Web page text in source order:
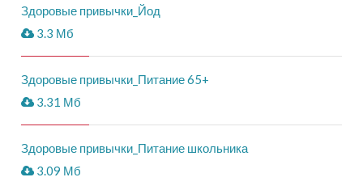
Здоровые привычки_Йод
3.3 Мб
Здоровые привычки_Питание 65+
3.31 Мб
Здоровые привычки_Питание школьника
3.09 Мб